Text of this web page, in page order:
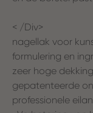
< /Div>
nagellak voor
formulering en
zeer hoge
gepatenteerde
professionele